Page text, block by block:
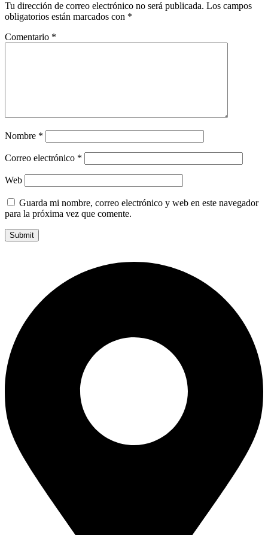
Tu dirección de correo electrónico no será publicada. Los campos
obligatorios están marcados con *
Comentario *
Nombre *
Correo electrónico *
Web
Guarda mi nombre, correo electrónico y web en este navegador
para la próxima vez que comente.